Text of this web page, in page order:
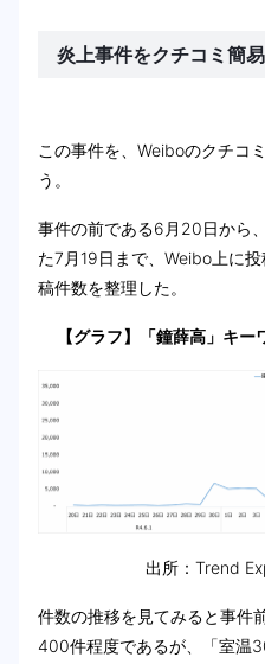
炎上事件をクチコミ簡
この事件を、Weiboのクチコ
う。
事件の前である6月20日から
た7月19日まで、Weibo上に
稿件数を整理した。
【グラフ】「鐘薛高」キ
出所：Trend
件数の推移を見てみると事件
400件程度であるが、「室温